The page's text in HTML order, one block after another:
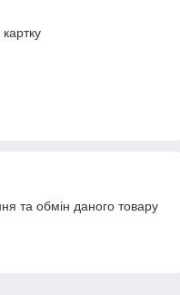
та обмін даного товару